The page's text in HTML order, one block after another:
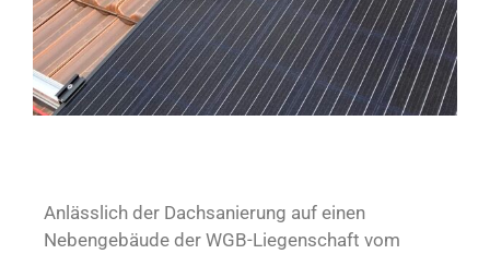
Anlässlich der Dachsanierung auf einen
Nebengebäude der WGB-Liegenschaft vom